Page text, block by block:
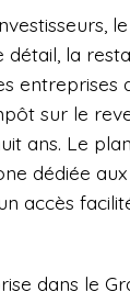
la
sur le
ans. Le
dédiée
accès
dans le